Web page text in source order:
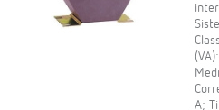
A;